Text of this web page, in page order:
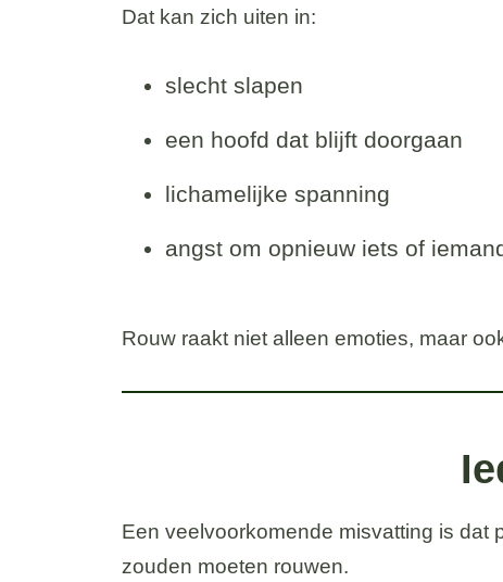
Dat kan zich uiten in:
slecht slapen
een hoofd dat blijft doorgaan
lichamelijke spanning
angst om opnieuw iets of
Rouw raakt niet alleen emoties, maar
Een veelvoorkomende misvatting is dat
zouden moeten rouwen.